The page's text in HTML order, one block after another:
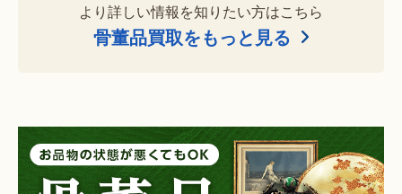
より詳しい情報を知りたい方はこちら
骨董品買取をもっと見る